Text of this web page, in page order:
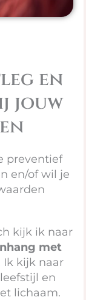
en
jouw
preventief
en/of wil je
kijk ik naar
met
Ik kijk naar
en
lichaam.